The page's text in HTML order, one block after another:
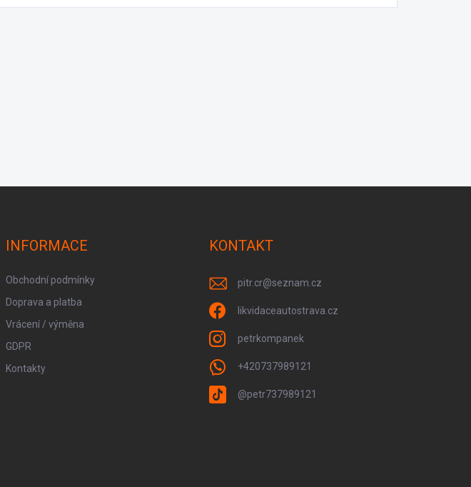
INFORMACE
Obchodní podmínky
Doprava a platba
Vrácení / výměna
GDPR
Kontakty
KONTAKT
pitr.cr@seznam.cz
likvidaceautostrava.cz
petrkompanek
+420737989121
@petr737989121